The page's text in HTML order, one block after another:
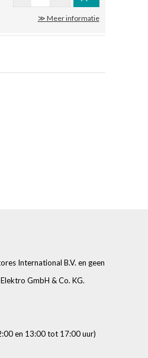
≫ Meer informatie
International B.V. en geen
GmbH & Co. KG.
en 13:00 tot 17:00 uur)